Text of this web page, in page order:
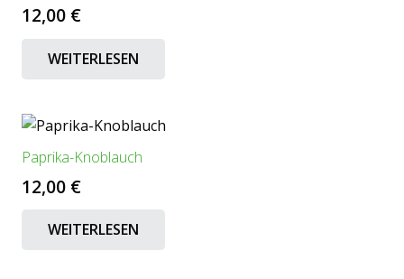
12,00 €
WEITERLESEN
Paprika-Knoblauch
12,00 €
WEITERLESEN